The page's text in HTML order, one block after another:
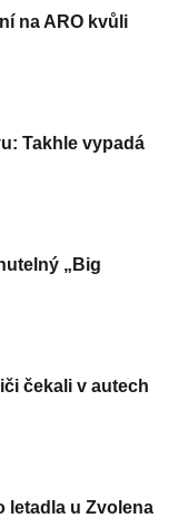
na ARO kvůli
Takhle vypadá
„Big
čekali v autech
letadla u Zvolena